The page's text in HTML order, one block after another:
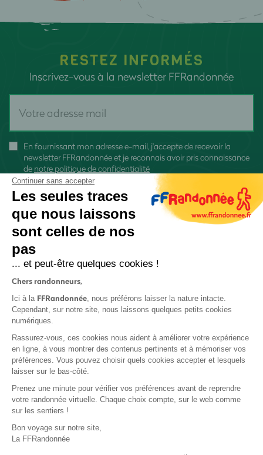
RESTEZ INFORMÉS
Inscrivez-vous à la newsletter FFRandonnée
En fournissant mon adresse e-mail, j'accepte de recevoir la
newsletter FFRandonnée et je reconnais avoir pris connaissance
de notre politique de confidentialité
Protection des données
Politique de confidentialité
Continuer sans accepter
Les seules traces
que nous laissons
sont celles de nos
pas
... et peut-être quelques cookies !
Chers randonneurs,
Ici à la FFRandonnée, nous préférons laisser la nature intacte.
Cependant, sur notre site, nous laissons quelques petits cookies
numériques.
Rassurez-vous, ces cookies nous aident à améliorer votre expérience
en ligne, à vous montrer des contenus pertinents et à mémoriser vos
préférences. Vous pouvez choisir quels cookies accepter et lesquels
laisser sur le bas-côté.
Prenez une minute pour vérifier vos préférences avant de reprendre
votre randonnée virtuelle. Chaque choix compte, sur le web comme
sur les sentiers !
Bon voyage sur notre site,
La FFRandonnée